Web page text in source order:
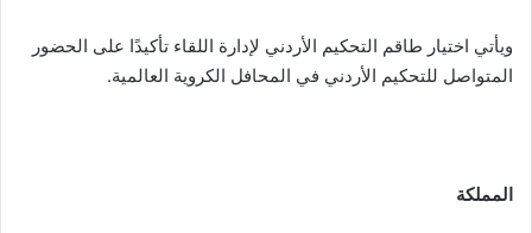
ويأتي اختيار طاقم التحكيم الأردني لإدارة اللقاء تأكيدًا على الحضور
المتواصل للتحكيم الأردني في المحافل الكروية العالمية.
المملكة